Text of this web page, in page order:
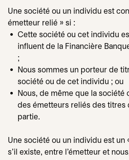
Une société ou un individu est
émetteur relié » si :
Cette société ou cet individu
influent de la Financière
;
Nous sommes un porteur de
société ou de cet individu ; ou
Nous, de même que la société
des émetteurs reliés des titres
partie.
Une société ou un individu est un
s'il existe, entre l'émetteur et